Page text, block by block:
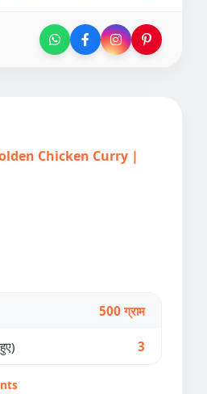
Chicken Curry |
500 ग्राम
3